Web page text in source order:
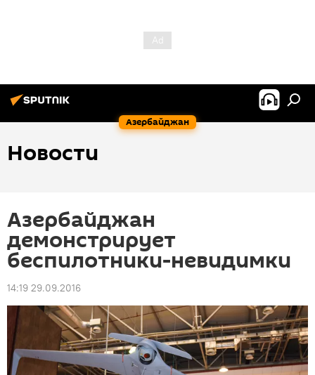
Азербайджан
Новости
Азербайджан
демонстрирует
беспилотники-невидимки
14:19 29.09.2016